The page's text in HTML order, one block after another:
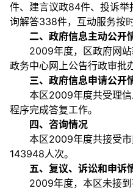
件、建言议政84件、投诉
询解答338件，互动服务按
二、政府信息主动公开
2009年度，区政府网站
政务中心网上公告行政审批
三、政府信息申请公开
本区2009年度共受理信
程序完成答复工作。
四、咨询情况
本区2009年度共接受市
143948人次。
五、复议、诉讼和申诉
2009年度，本区未接到